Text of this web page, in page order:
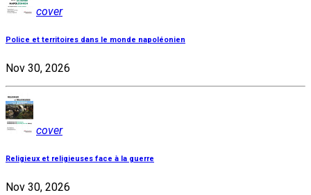
cover
Police et territoires dans le monde napoléonien
Nov 30, 2026
cover
Religieux et religieuses face à la guerre
Nov 30, 2026